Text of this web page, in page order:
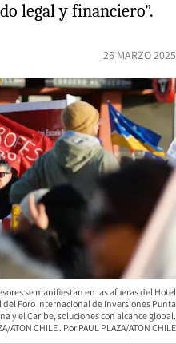
legal y financiero”.
26 MARZO 2025
se manifiestan en las afueras del Hotel
Foro Internacional de Inversiones Punta
y el Caribe, soluciones con alcance global.
ATON CHILE
PAUL PLAZA/ATON CHILE